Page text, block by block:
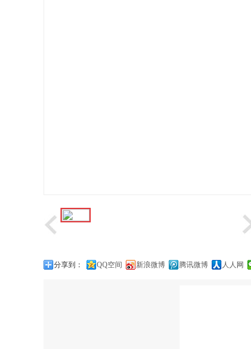
分享到： QQ空间 新浪微博 腾讯微博 人人网